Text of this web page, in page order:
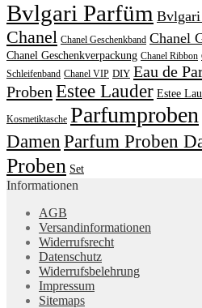
Bvlgari Parfüm
Chanel Chanel Geschenkband Chanel
Chanel Geschenkverpackung Chanel Ribbon
Schleifenband Chanel VIP DIY Eau de
Proben Estee Lauder Estee
Kosmetiktasche Parfumproben
Damen Parfum Proben
Proben Set
Informationen
AGB
Versandinformationen
Widerrufsrecht
Datenschutz
Widerrufsbelehrung
Impressum
Sitemaps